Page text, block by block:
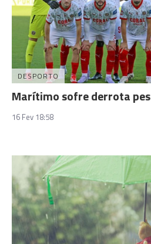
DESPORTO
Marítimo sofre derrota
16 Fev 18:58